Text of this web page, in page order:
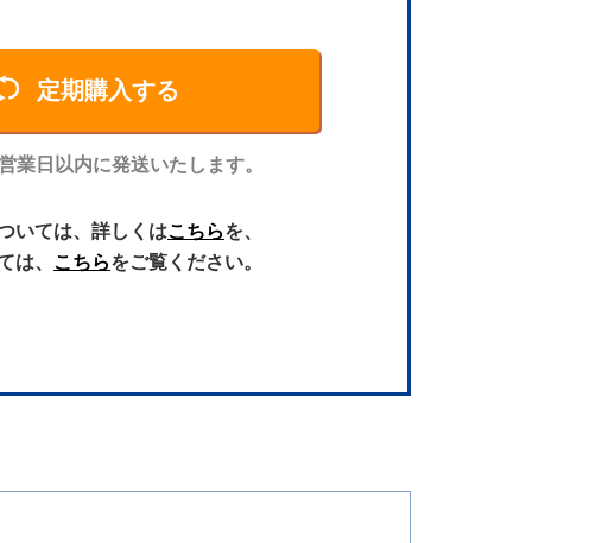
定期購入する
業日以内に発送いたします。
いては、詳しくはこちらを、
は、 こちらをご覧ください。